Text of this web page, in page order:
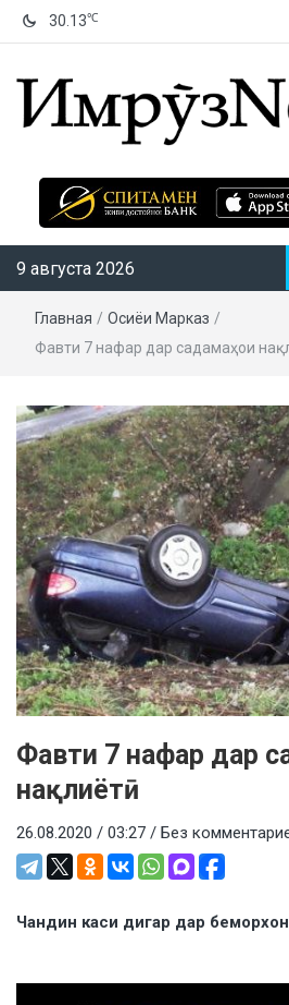
30.13℃
9 августа 2026
Главная / Осиёи Марказӣ /
Фавти 7 нафар дар садамаҳои
Фавти 7 нафар дар
нақлиётӣ
26.08.2020 / 03:27 / Без
Чандин каси дигар дар